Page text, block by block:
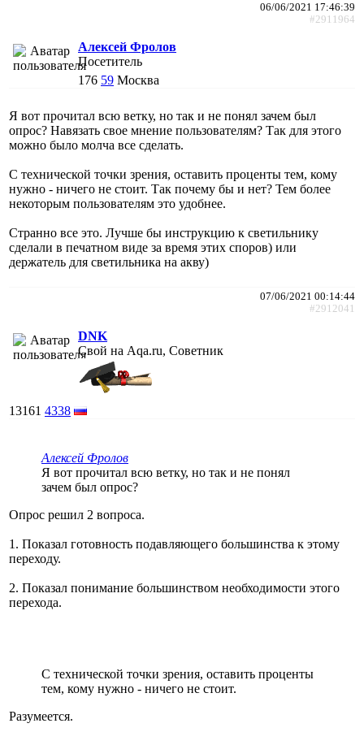
06/06/2021 17:46:39
#2911964
Алексей Фролов
Посетитель
176 59 Москва
Я вот прочитал всю ветку, но так и не понял зачем был
опрос? Навязать свое мнение пользователям? Так для этого
можно было молча все сделать.
С технической точки зрения, оставить проценты тем, кому
нужно - ничего не стоит. Так почему бы и нет? Тем более
некоторым пользователям это удобнее.
Странно все это. Лучше бы инструкцию к светильнику
сделали в печатном виде за время этих споров) или
держатель для светильника на акву)
07/06/2021 00:14:44
#2912041
DNK
Свой на Aqa.ru, Советник
13161 4338
Алексей Фролов
Я вот прочитал всю ветку, но так и не понял
зачем был опрос?
Опрос решил 2 вопроса.
1. Показал готовность подавляющего большинства к этому
переходу.
2. Показал понимание большинством необходимости этого
перехода.
С технической точки зрения, оставить проценты
тем, кому нужно - ничего не стоит.
Разумеется.